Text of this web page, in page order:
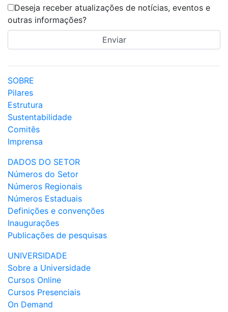
Deseja receber atualizações de notícias, eventos e
outras informações?
SOBRE
Pilares
Estrutura
Sustentabilidade
Comitês
Imprensa
DADOS DO SETOR
Números do Setor
Números Regionais
Números Estaduais
Definições e convenções
Inaugurações
Publicações de pesquisas
UNIVERSIDADE
Sobre a Universidade
Cursos Online
Cursos Presenciais
On Demand